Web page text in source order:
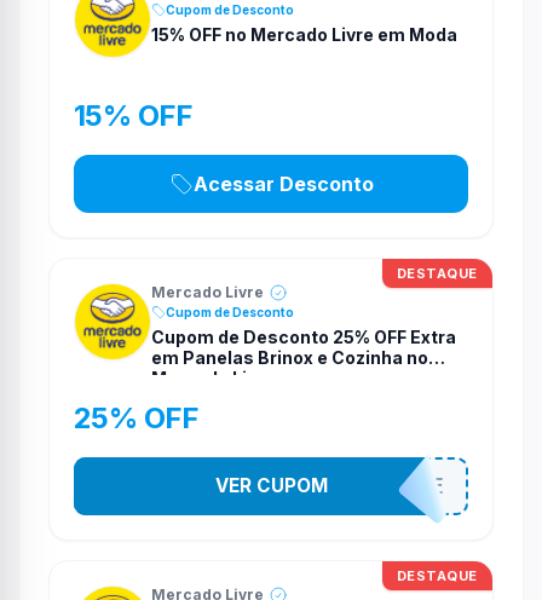
Cupom de Desconto
15% OFF no Mercado Livre em Moda
15% OFF
Acessar Desconto
DESTAQUE
Mercado Livre
Cupom de Desconto
Cupom de Desconto 25% OFF Extra
em Panelas Brinox e Cozinha no
Mercado Livre
25% OFF
APROVEITAHOJE
VER CUPOM
DESTAQUE
Mercado Livre